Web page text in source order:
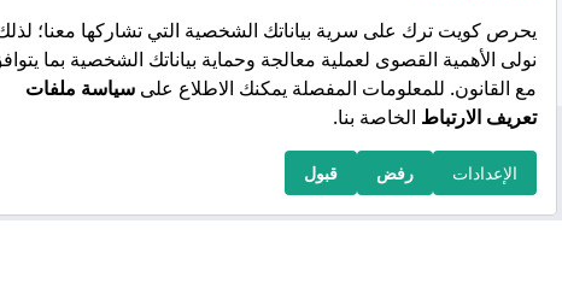
حقوق النشر 2026 محفوظة لـ Kuveyt Türk Katılım Bankası A.Ş.